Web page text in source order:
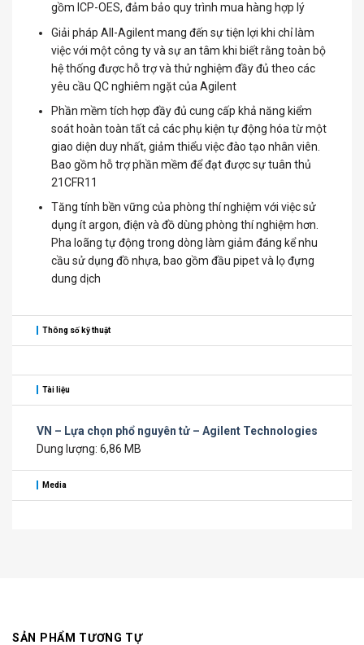
gồm ICP-OES, đảm bảo quy trình mua hàng hợp lý
Giải pháp All-Agilent mang đến sự tiện lợi khi chỉ làm
việc với một công ty và sự an tâm khi biết rằng toàn bộ
hệ thống được hỗ trợ và thử nghiệm đầy đủ theo các
yêu cầu QC nghiêm ngặt của Agilent
Phần mềm tích hợp đầy đủ cung cấp khả năng kiểm
soát hoàn toàn tất cả các phụ kiện tự động hóa từ một
giao diện duy nhất, giảm thiểu việc đào tạo nhân viên.
Bao gồm hỗ trợ phần mềm để đạt được sự tuân thủ
21CFR11
Tăng tính bền vững của phòng thí nghiệm với việc sử
dụng ít argon, điện và đồ dùng phòng thí nghiệm hơn.
Pha loãng tự động trong dòng làm giảm đáng kể nhu
cầu sử dụng đồ nhựa, bao gồm đầu pipet và lọ đựng
dung dịch
Thông số kỹ thuật
Tài liệu
VN – Lựa chọn phổ nguyên tử – Agilent Technologies
Dung lượng: 6,86 MB
Media
SẢN PHẨM TƯƠNG TỰ